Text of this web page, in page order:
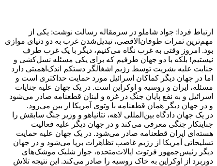
ارتباط فردا: جواد شاملو در سرمقاله رسالت نوشت: یکی از
مهم‌ترین ثمرات طوفان‌الاقصی، تبدیل‌شدن غرب به دو دنیای موازی
بود. امروز وقتی به غرب نگاه می‌کنیم، دیگر با یک غرب طرف
نیستیم! بلکه با دو جهان طرفیم که برای یکی مسئله نسل‌کشی و
جنایت علیه بشریت توسط رژیم اشغالگر دستکم اندک‌اهمیتی دارد
اما در جهان دیگر کماکان اسرائیل مورد حمایت حداکثری است و
مسئله، ایران و روسیه و اوکراین است. در یک جهان علیه جنایات
اسرائیل و به نفع پایان جنگ در غزه و لبنان قطعنامه صادر می‌شود
و در جهان دیگر همان قطعنامه با وتوی آمریکا از بین می‌رود.
در یک جهان دادگاه بین‌المللی لاهه، نتانیاهو و وزیر جنگ سابقش را
جنایتکار جنگی معرفی می‌کند و در جهان دیگر علیه فعالیت
هسته‌ای ایران قطعنامه صادر می‌شود. در یک جهان علیه حمایت
تسلیحاتی آمریکا از رژیم غاصب تظاهرات برپا می‌شود و در جهان
دیگر رئیس‌جمهور فرتوت ایالات‌متحده، جواز شلیک موشک‌های
دوربرد از اوکراین به خاک روسیه را صادر می‌کند. این نتیجه تلاش